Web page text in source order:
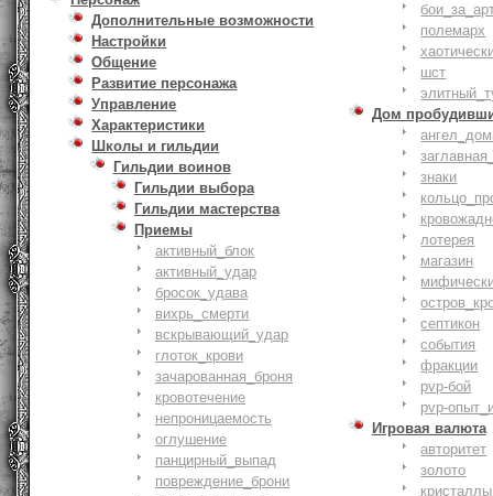
Дополнительные возможности
Настройки
Общение
Развитие персонажа
Управление
Характеристики
Школы и гильдии
Гильдии воинов
Гильдии выбора
Гильдии мастерства
Приемы
активный_блок
активный_удар
бросок_удава
вихрь_смерти
вскрывающий_удар
глоток_крови
зачарованная_броня
кровотечение
непроницаемость
оглушение
панцирный_выпад
повреждение_брони
полемарх
шст
Дом
знаки
лотерея
магазин
септикон
события
фракции
pvp-бой
pvp-
Игровая валюта
авторитет
золото